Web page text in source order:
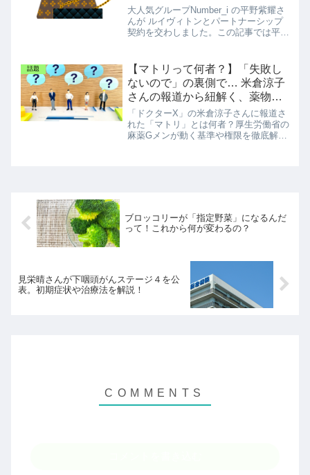
サダーは違うの？
大人気グループNumber_i の平野紫耀さ
んが ルイヴィトンとパートナーシップ
契約を交わしました。この記事では平野
伝えします。
話題
【マトリって何者？】「失敗し
ないので」の裏側で… 米倉涼子
さんの報道から紐解く、薬物捜
査のプロ集団
「ドクターX」の米倉涼子さんに報道さ
れた「マトリ」とは何者？厚生労働省の
麻薬Gメンが動く基準や権限を徹底解
ブロッコリーが「指定野菜」になるんだ
って！これから何が変わるの？
見栄晴さんが下咽頭がんステージ４を公
表。初期症状や治療法を解説！